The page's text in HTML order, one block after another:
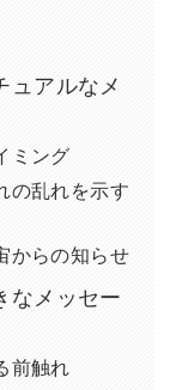
ュアルなメ
ミング
の乱れを示す
からの知らせ
なメッセー
前触れ